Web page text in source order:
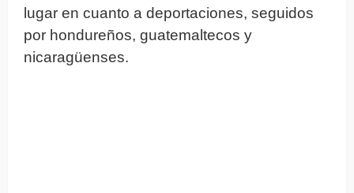
lugar en cuanto a deportaciones, seguidos
por hondureños, guatemaltecos y
nicaragüenses.